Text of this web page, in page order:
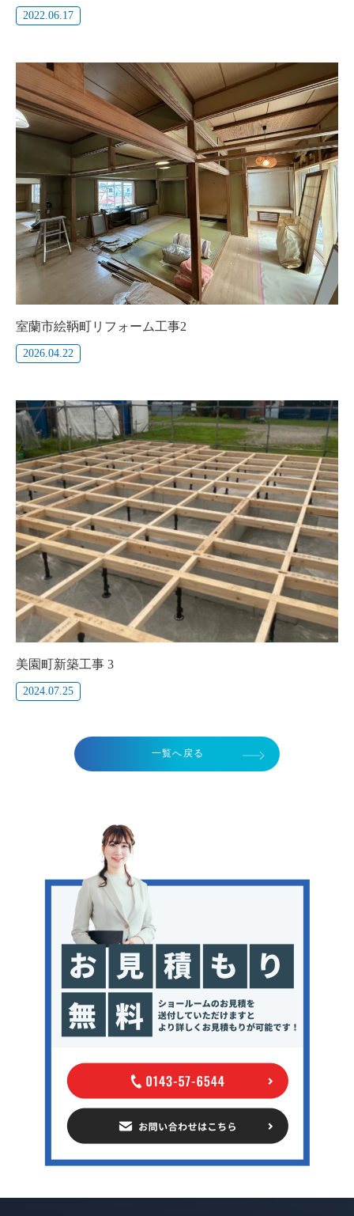
2022.06.17
室蘭市絵鞆町リフォーム工事2
2026.04.22
美園町新築工事 3
2024.07.25
一覧へ戻る